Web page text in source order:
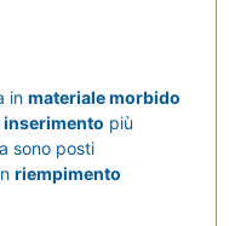
in materiale morbido
inserimento più
sono posti
riempimento